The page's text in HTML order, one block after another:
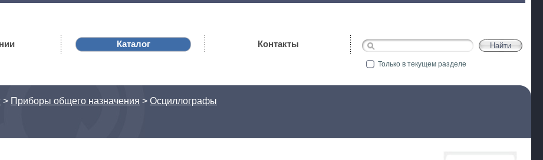
Каталог Контакты
Только в текущем разделе
> Приборы общего назначения > Осциллографы